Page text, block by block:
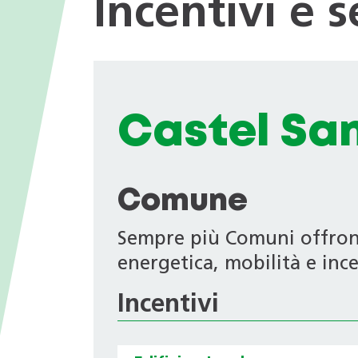
I valori
Archivio Newsletter
nei Comuni
Giochi tematici
Incentivi e
Castel
Comune
Sempre più Comuni
energetica, mobilità e
Incentivi